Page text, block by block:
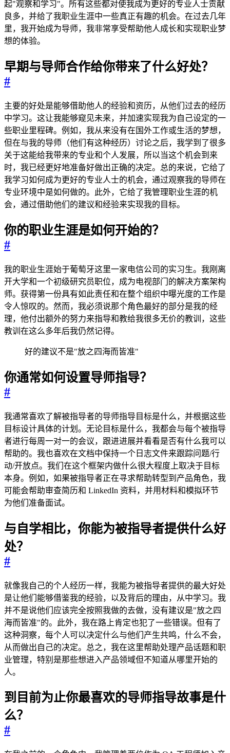
起"观察和学习"。所有这些都对使我成为更好的专业人士贡献
良多，并给了我职业生涯中一些真正有趣的机会。在过去几年
里，我开始成为导师，我非常享受帮助他人成长和实现职业梦
想的体验。
早期与导师合作给你带来了什么好处？
#
主要的好处是能够借助他人的经验和资历，从他们过去的经历
中学习。这让我能够窥见未来，并加速实现我为自己设定的一
些职业里程碑。例如，我从来没有在国外工作或生活的梦想，
但在与我的导师（他们有这种经历）讨论之后，我学到了很多
关于这能给我带来的专业和个人发展，所以当这个机会到来
时，我已经更好地准备好做出正确的决定。总的来说，它给了
我学习如何成为更好的专业人士的机会，通过观察我的导师在
专业环境中是如何做的。此外，它给了我管理职业生涯的机
会，通过借助他们的建议和经验来实现我的目标。
你的职业生涯是如何开始的？
#
我的职业生涯始于葡萄牙这里一家电信公司的实习生。我刚离
开大学和一个初级研究员职位，成为电视部门的解决方案架构
师。获得第一份具有如此责任和在整个组织中曝光度的工作是
令人惊叹的。然而，我必须说那个角色最好的部分是我的经
理，他付出额外的努力来指导和教给我很多无价的教训，这些
教训在这么多年后我仍然记得。
好的建议不是"放之四海而皆准"
你通常如何设置导师指导？
#
我通常喜欢了解被指导者的导师指导目标是什么，并根据这些
目标设计具体的计划。无论目标是什么，我都会与每个被指导
者进行每周一对一的会议，跟进进展并看看是否有什么我可以
帮助的。我也喜欢在文档中保持一个日志文件来跟踪问题/行
动/开放点。我们在这个框架内做什么很大程度上取决于目标
本身。例如，如果被指导者正在寻求帮助转型到产品角色，我
可能会帮助审查简历和 LinkedIn 资料，并用材料和模拟环节
为他们准备面试。
与自学相比，你能为被指导者提供什么好
处？
#
就像我自己的个人经历一样，我能为被指导者提供的最大好处
是让他们能够借鉴我的经验，以及背后的理由，从中学习。我
并不是说他们应该完全按照我做的去做，没有建议是"放之四
海而皆准"的。此外，我在路上肯定也犯了一些错误。但有了
这种洞察，每个人可以决定什么与他们产生共鸣，什么不会，
从而做出自己的决定。总之，我在这里帮助处理产品话题和职
业管理，特别是那些想进入产品领域但不知道从哪里开始的
人。
到目前为止你最喜欢的导师指导故事是什
么？
#